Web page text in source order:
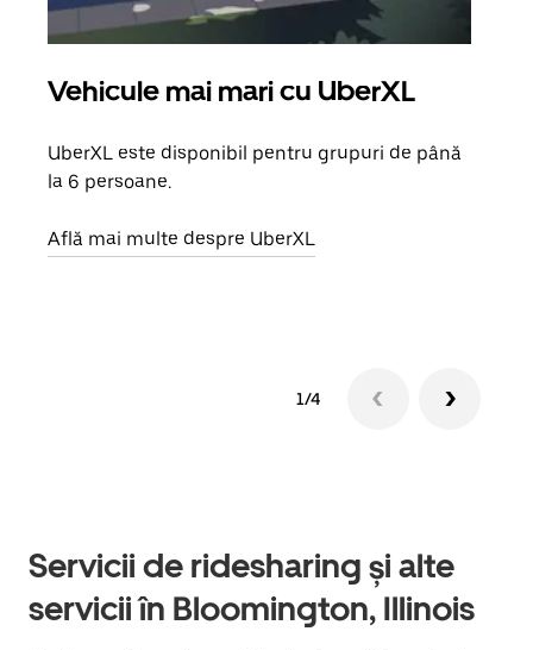
Vehicule mai mari cu UberXL
UberXL este disponibil pentru grupuri de până
la 6 persoane.
Află mai multe despre UberXL
1/4
Servicii de ridesharing și alte
servicii în Bloomington, Illinois